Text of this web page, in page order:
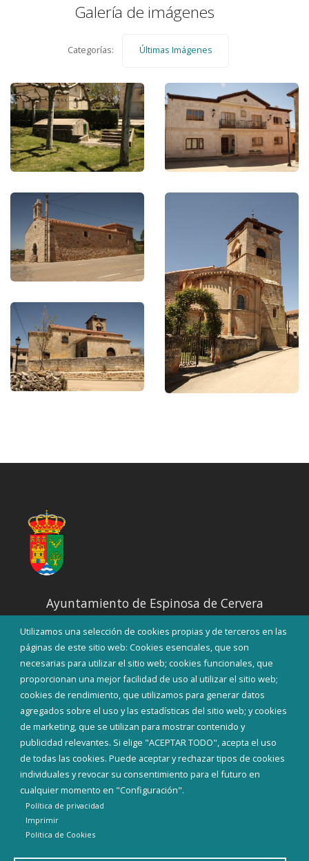
Galería de imágenes
Categorías: Últimas Imágenes
Utilizamos una selección de cookies propias y de terceros en las
páginas de este sitio web: Cookies esenciales, que son
necesarias para utilizar el sitio web; cookies funcionales, que
proporcionan una mejor facilidad de uso al utilizar el sitio web;
cookies de rendimiento, que utilizamos para generar datos
agregados sobre el uso y las estadísticas del sitio web; y cookies
de marketing, que se utilizan para mostrar contenido y
publicidad relevantes. Si elige "ACEPTAR TODO", acepta el uso
de todas las cookies. Puede aceptar y rechazar tipos de cookies
individuales y revocar su consentimiento para el futuro en
cualquier momento en "Configuración".
Política de privacidad
Imprimir
Politica de Cookies
Ayuntamiento de Espinosa de Cervera
DIRECCIÓN
Calle San Roque s/n - 09610
TELÉFONO
947534383
EMAIL
espinosadecervera@diputaciondeburgos.net